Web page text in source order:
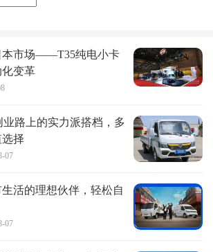
本市场——T35纯电小卡
变革
路上的实力派搭档，多
择
07
活的理想伙伴，轻松自
07